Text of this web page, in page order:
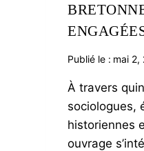
Publié le : mai 2,
À travers
sociologues,
historiennes
ouvrage